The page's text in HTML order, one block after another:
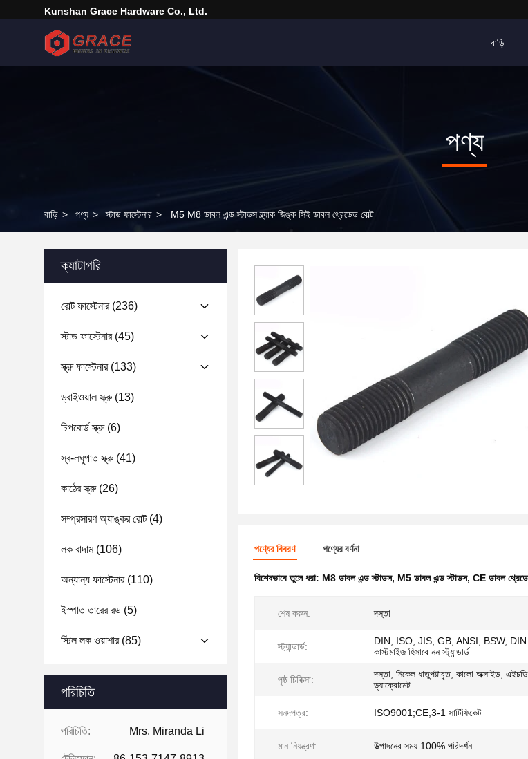
Kunshan Grace Hardware Co., Ltd.
বাড়ি
পণ্য
বাড়ি > পণ্য > স্টাড ফাস্টেনার > M5 M8 ডাবল এন্ড স্টাডস ব্ল্যাক জিঙ্ক সিই ডাবল থ্রেডেড বোল্ট
ক্যাটাগরি
বোল্ট ফাস্টেনার(236)
স্টাড ফাস্টেনার(45)
স্ক্রু ফাস্টেনার(133)
ড্রাইওয়াল স্ক্রু(13)
চিপবোর্ড স্ক্রু(6)
স্ব-লঘুপাত স্ক্রু(41)
কাঠের স্ক্রু(26)
সম্প্রসারণ অ্যাঙ্কর বোল্ট(4)
লক বাদাম(106)
অন্যান্য ফাস্টেনার(110)
ইস্পাত তারের রড (5)
স্টিল লক ওয়াশার(85)
পরিচিতি
পরিচিতি: Mrs. Miranda Li
পণ্যের বিবরণ পণ্যের বর্ণনা
বিশেষভাবে তুলে ধরা: M8 ডাবল এন্ড স্টাডস, M5 ডাবল এন্ড স্টাডস, CE ডাবল
শেষ করুন: দস্তা
স্ট্যান্ডার্ড:
DIN, ISO, JIS, GB, ANSI, BSW, DIN
কাস্টমাইজ হিসাবে নন স্ট্যান্ডার্ড
পৃষ্ঠ চিকিত্সা:
দস্তা, নিকেল ধাতুপট্টাবৃত, কালো অক্সাইড,
ড্যাক্রোমেট
সনদপত্র: ISO9001;CE,3-1 সার্টিফিকেট
মান নিয়ন্ত্রণ: উত্পাদনের সময় 100% পরিদর্শন